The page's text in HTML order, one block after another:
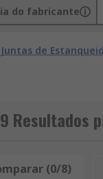
do fabricante
Juntas de
Resultados
(0/8)